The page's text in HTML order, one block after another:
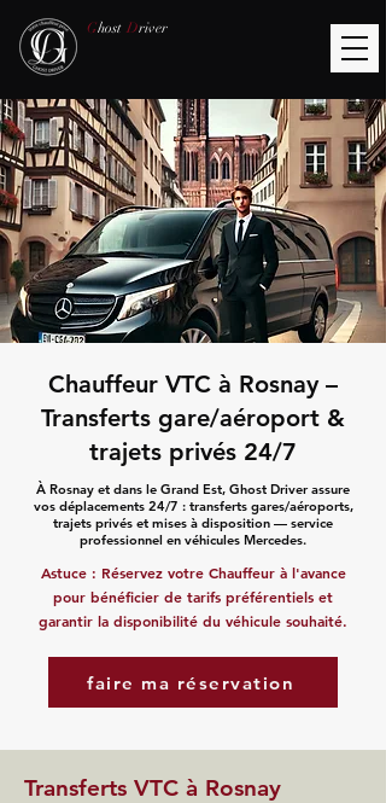
Ghost Driver
Chauffeur VTC à Rosnay –
Transferts gare/aéroport &
trajets privés 24/7
À Rosnay et dans le Grand Est, Ghost Driver assure
vos déplacements 24/7 : transferts gares/aéroports,
trajets privés et mises à disposition — service
professionnel en véhicules Mercedes.
Astuce : Réservez votre Chauffeur à l'avance
pour bénéficier de tarifs préférentiels et
garantir la disponibilité du véhicule souhaité.
faire ma réservation
Transferts VTC à Rosnay